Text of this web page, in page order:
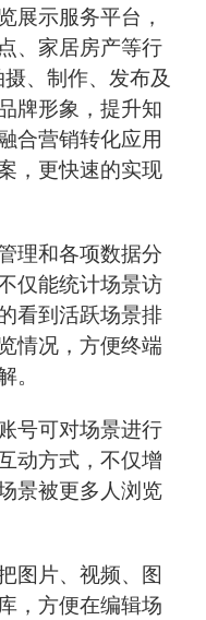
展示服务平台，
、家居房产等行
、制作、发布及
牌形象，提升知
合营销转化应用
，更快速的实现
理和各项数据分
仅能统计场景访
看到活跃场景排
情况，方便终端
。
号可对场景进行
动方式，不仅增
景被更多人浏览
图片、视频、图
，方便在编辑场